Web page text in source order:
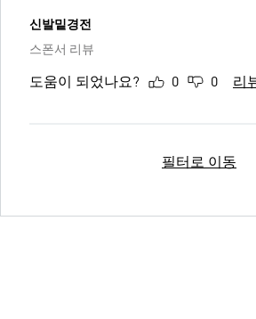
신발밑경전
스폰서 리뷰
도움이 되었나요? 0 0 리
필터로 이동